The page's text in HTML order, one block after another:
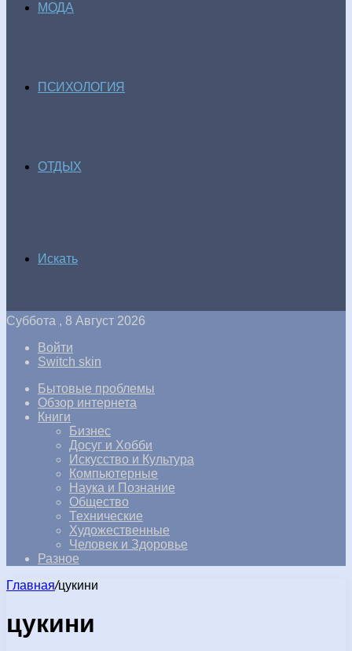
МОДА
ПСИХОЛОГИЯ
ОТДЫХ
Искать
Суббота , 8 Август 2026
Войти
Switch skin
Бытовые проблемы
Обзор интернета
Книги
Бизнес
Досуг и Хобби
Искусство и Культура
Компьютерные
Наука и Познание
Общество
Технические
Художественные
Человек и Здоровье
Разное
Главная/цукини
цукини